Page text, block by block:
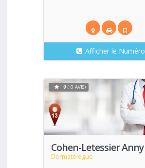
Afficher le Numéro
Cohen-Letessier Anny
Dermatologue
0 ( 0 AVIS)